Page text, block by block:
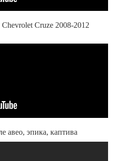
Cruze 2008-2012
авео, эпика, каптива